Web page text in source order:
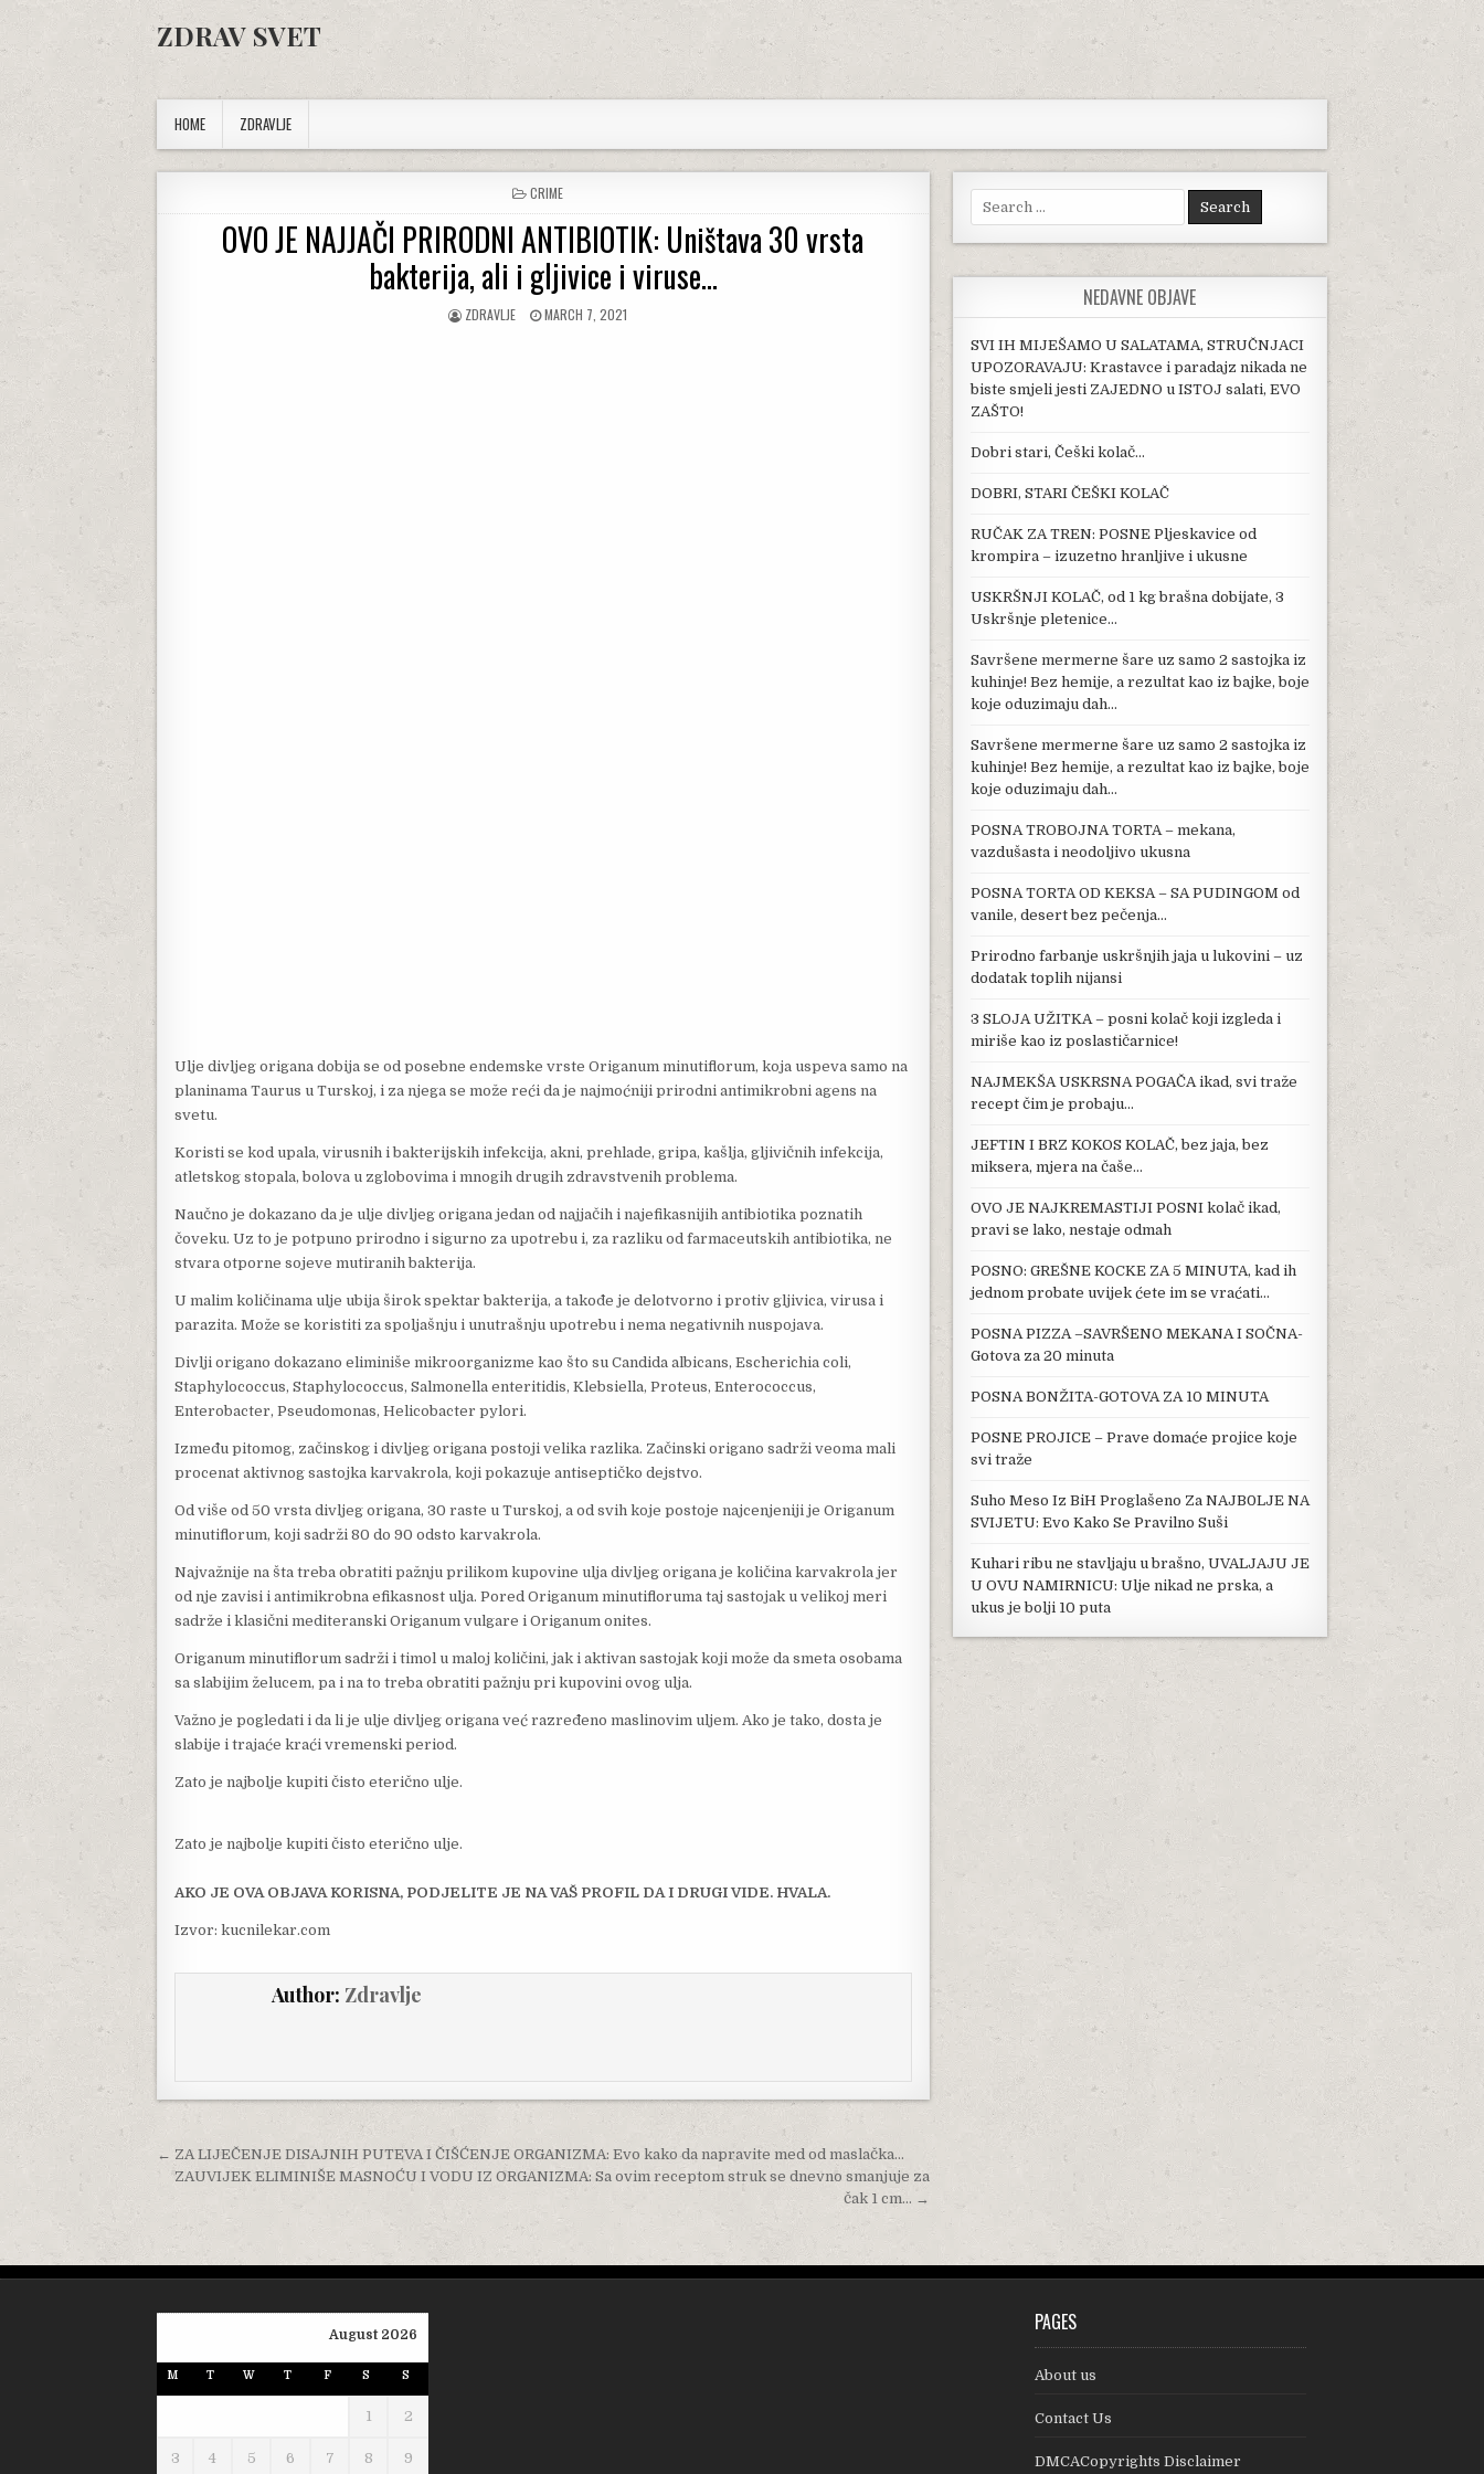
Skip to content
ZDRAV SVET
HOME ZDRAVLJE
POSTED IN
CRIME
OVO JE NAJJAČI PRIRODNI ANTIBIOTIK: Uništava 30 vrsta
bakterija, ali i gljivice i viruse…
AUTHOR:
ZDRAVLJE PUBLISHED DATE:
MARCH 7, 2021
Ulje divljeg origana dobija se od posebne endemske vrste Origanum minutiflorum, koja uspeva samo na
planinama Taurus u Turskoj, i za njega se može reći da je najmoćniji prirodni antimikrobni agens na
svetu.
Koristi se kod upala, virusnih i bakterijskih infekcija, akni, prehlade, gripa, kašlja, gljivičnih infekcija,
atletskog stopala, bolova u zglobovima i mnogih drugih zdravstvenih problema.
Naučno je dokazano da je ulje divljeg origana jedan od najjačih i najefikasnijih antibiotika poznatih
čoveku. Uz to je potpuno prirodno i sigurno za upotrebu i, za razliku od farmaceutskih antibiotika, ne
stvara otporne sojeve mutiranih bakterija.
U malim količinama ulje ubija širok spektar bakterija, a takođe je delotvorno i protiv gljivica, virusa i
parazita. Može se koristiti za spoljašnju i unutrašnju upotrebu i nema negativnih nuspojava.
Divlji origano dokazano eliminiše mikroorganizme kao što su Candida albicans, Escherichia coli,
Staphylococcus, Staphylococcus, Salmonella enteritidis, Klebsiella, Proteus, Enterococcus,
Enterobacter, Pseudomonas, Helicobacter pylori.
Između pitomog, začinskog i divljeg origana postoji velika razlika. Začinski origano sadrži veoma mali
procenat aktivnog sastojka karvakrola, koji pokazuje antiseptičko dejstvo.
Od više od 50 vrsta divljeg origana, 30 raste u Turskoj, a od svih koje postoje najcenjeniji je Origanum
minutiflorum, koji sadrži 80 do 90 odsto karvakrola.
Najvažnije na šta treba obratiti pažnju prilikom kupovine ulja divljeg origana je količina karvakrola jer
od nje zavisi i antimikrobna efikasnost ulja. Pored Origanum minutifloruma taj sastojak u velikoj meri
sadrže i klasični mediteranski Origanum vulgare i Origanum onites.
Origanum minutiflorum sadrži i timol u maloj količini, jak i aktivan sastojak koji može da smeta osobama
sa slabijim želucem, pa i na to treba obratiti pažnju pri kupovini ovog ulja.
Važno je pogledati i da li je ulje divljeg origana već razređeno maslinovim uljem. Ako je tako, dosta je
slabije i trajaće kraći vremenski period.
Zato je najbolje kupiti čisto eterično ulje.
Zato je najbolje kupiti čisto eterično ulje.
AKO JE OVA OBJAVA KORISNA, PODJELITE JE NA VAŠ PROFIL DA I DRUGI VIDE. HVALA.
Izvor: kucnilekar.com
Author: Zdravlje
Post navigation
← ZA LIJEČENJE DISAJNIH PUTEVA I ČIŠĆENJE ORGANIZMA: Evo kako da napravite med od maslačka…
ZAUVIJEK ELIMINIŠE MASNOĆU I VODU IZ ORGANIZMA: Sa ovim receptom struk se dnevno smanjuje za
čak 1 cm… →
Search for:
NEDAVNE OBJAVE
SVI IH MIJEŠAMO U SALATAMA, STRUČNJACI
UPOZORAVAJU: Krastavce i paradajz nikada ne
biste smjeli jesti ZAJEDNO u ISTOJ salati, EVO
ZAŠTO!
Dobri stari, Češki kolač…
DOBRI, STARI ČEŠKI KOLAČ
RUČAK ZA TREN: POSNE Pljeskavice od
krompira – izuzetno hranljive i ukusne
USKRŠNJI KOLAČ, od 1 kg brašna dobijate, 3
Uskršnje pletenice…
Savršene mermerne šare uz samo 2 sastojka iz
kuhinje! Bez hemije, a rezultat kao iz bajke, boje
koje oduzimaju dah…
Savršene mermerne šare uz samo 2 sastojka iz
kuhinje! Bez hemije, a rezultat kao iz bajke, boje
koje oduzimaju dah…
POSNA TROBOJNA TORTA – mekana,
vazdušasta i neodoljivo ukusna
POSNA TORTA OD KEKSA – SA PUDINGOM od
vanile, desert bez pečenja…
Prirodno farbanje uskršnjih jaja u lukovini – uz
dodatak toplih nijansi
3 SLOJA UŽITKA – posni kolač koji izgleda i
miriše kao iz poslastičarnice!
NAJMEKŠA USKRSNA POGAČA ikad, svi traže
recept čim je probaju…
JEFTIN I BRZ KOKOS KOLAČ, bez jaja, bez
miksera, mjera na čaše…
OVO JE NAJKREMASTIJI POSNI kolač ikad,
pravi se lako, nestaje odmah
POSNO: GREŠNE KOCKE ZA 5 MINUTA, kad ih
jednom probate uvijek ćete im se vraćati…
POSNA PIZZA –SAVRŠENO MEKANA I SOČNA-
Gotova za 20 minuta
POSNA BONŽITA-GOTOVA ZA 10 MINUTA
POSNE PROJICE – Prave domaće projice koje
svi traže
Suho Meso Iz BiH Proglašeno Za NAJB0LJE NA
SVIJETU: Evo Kako Se Pravilno Suši
Kuhari ribu ne stavljaju u brašno, UVALJAJU JE
U OVU NAMIRNICU: Ulje nikad ne prska, a
ukus je bolji 10 puta
August 2026
M T W T F S S
1 2
3 4 5 6 7 8 9
PAGES
About us
Contact Us
DMCACopyrights Disclaimer